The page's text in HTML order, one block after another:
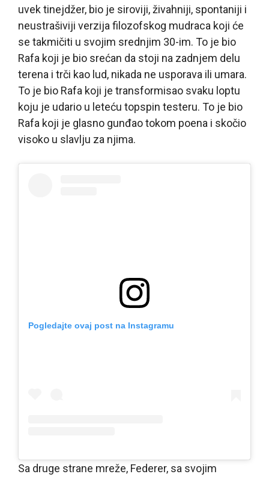
uvek tinejdžer, bio je siroviji, živahniji, spontaniji i
neustrašiviji verzija filozofskog mudraca koji će
se takmičiti u svojim srednjim 30-im. To je bio
Rafa koji je bio srećan da stoji na zadnjem delu
terena i trči kao lud, nikada ne usporava ili umara.
To je bio Rafa koji je transformisao svaku loptu
koju je udario u leteću topspin testeru. To je bio
Rafa koji je glasno gunđao tokom poena i skočio
visoko u slavlju za njima.
Pogledajte ovaj post na Instagramu
Sa druge strane mreže, Federer, sa svojim